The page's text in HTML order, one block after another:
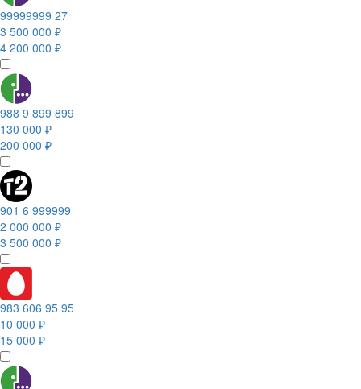
99999999 27
3 500 000 ₽
4 200 000 ₽
988 9 899 899
130 000 ₽
200 000 ₽
901 6 999999
2 000 000 ₽
3 500 000 ₽
983 606 95 95
10 000 ₽
15 000 ₽